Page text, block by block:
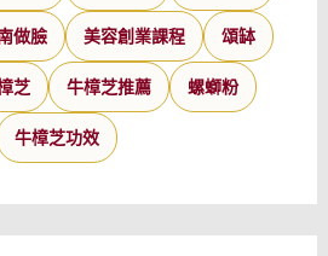
做臉 美容創業課程 頌缽
芝 牛樟芝推薦 螺螄粉
牛樟芝功效